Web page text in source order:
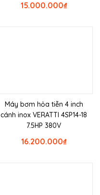
₫
15.000.000
Máy bơm hỏa tiễn 4 inch
cánh inox VERATTI 4SP14-18
7.5HP 380V
₫
16.200.000